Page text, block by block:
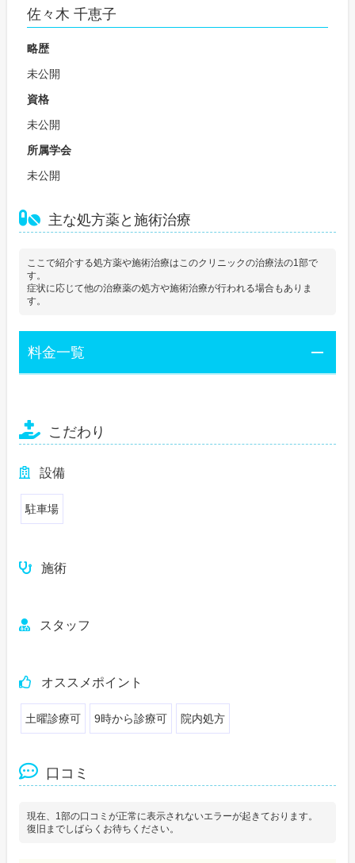
佐々木 千恵子
略歴
未公開
資格
未公開
所属学会
未公開
主な処方薬と施術治療
ここで紹介する処方薬や施術治療はこのクリニックの治療法の1部で
す。
症状に応じて他の治療薬の処方や施術治療が行われる場合もありま
す。
料金一覧
こだわり
設備
駐車場
施術
スタッフ
オススメポイント
土曜診療可 9時から診療可 院内処方
口コミ
現在、1部の口コミが正常に表示されないエラーが起きております。
復旧までしばらくお待ちください。